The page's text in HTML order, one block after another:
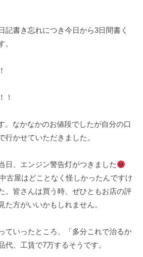
記書き忘れにつき今日から3日間書く
。
！
。なかなかのお値段でしたが自分の口
行かせていただきました。
日、エンジン警告灯がつきました
古屋はどことなく怪しかったんですけ
。皆さんは買う時、ぜひともお店の評
た方がいいかもしれません。
ていったところ、「多分これで治るか
代、工賃で7万するそうです。